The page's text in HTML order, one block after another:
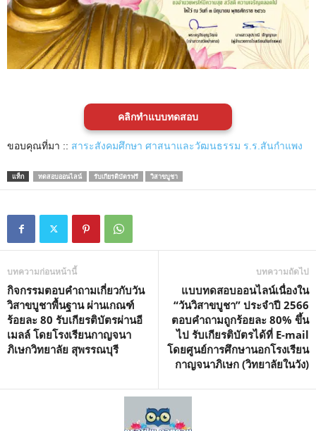
คลิกทำแบบทดสอบ
ขอบคุณที่มา :: สาระสังคมศึกษา ศาสนาและวัฒนธรรม ร.ร.สันกำแพง
แท็ก ทดสอบออนไลน์ รับเกียรติบัตรฟรี วิสาขบูชา
บทความก่อนหน้านี้
กิจกรรมตอบคำถามเกี่ยวกับวัน
วิสาขบูชาพื้นฐาน ผ่านเกณฑ์
ร้อยละ 80 รับเกียรติบัตรผ่านอี
เมลล์ โดยโรงเรียนกาญจนา
ภิเษกวิทยาลัย สุพรรณบุรี
บทความถัดไป
แบบทดสอบออนไลน์เนื่องใน
“วันวิสาขบูชา” ประจำปี 2566
ตอบคำถามถูกร้อยละ 80% ขึ้น
ไป รับเกียรติบัตรได้ที่ E-mail
โดยศูนย์การศึกษานอกโรงเรียน
กาญจนาภิเษก (วิทยาลัยในวัง)